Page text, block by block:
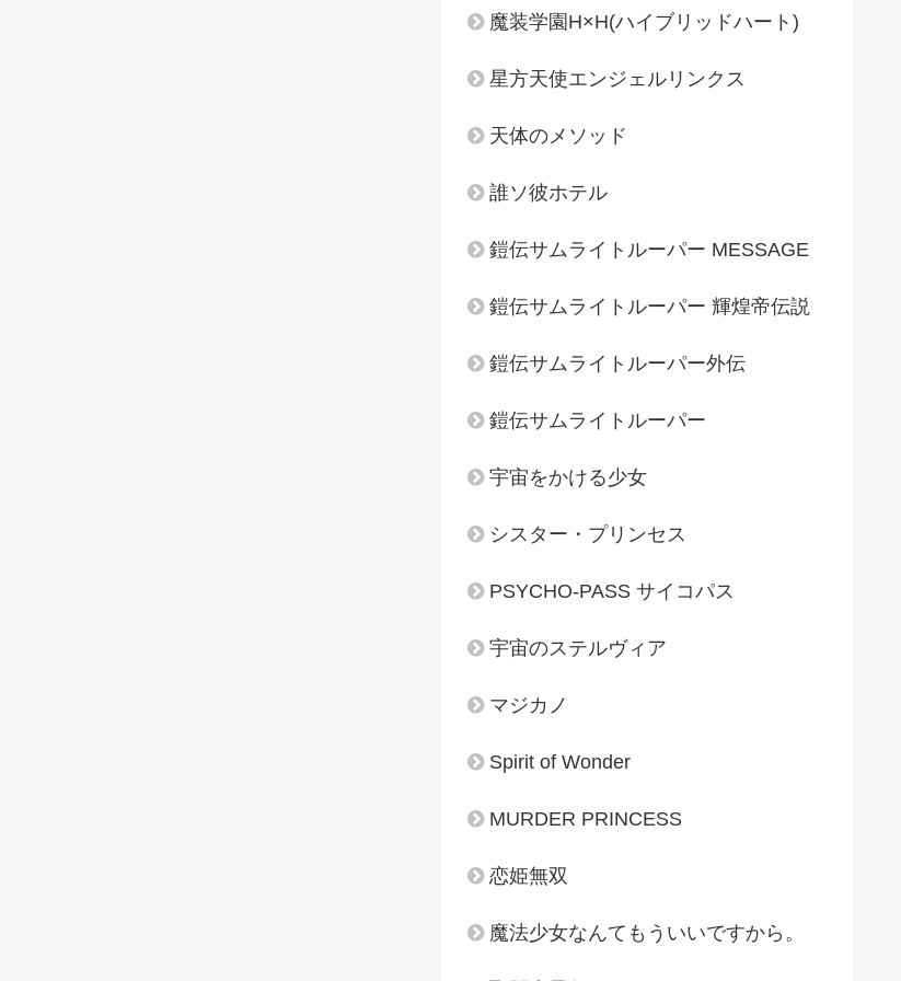
魔装学園H×H(ハイブリッドハート)
星方天使エンジェルリンクス
天体のメソッド
誰ソ彼ホテル
鎧伝サムライトルーパー MESSAGE
鎧伝サムライトルーパー 輝煌帝伝説
鎧伝サムライトルーパー外伝
鎧伝サムライトルーパー
宇宙をかける少女
シスター・プリンセス
PSYCHO-PASS サイコパス
宇宙のステルヴィア
マジカノ
Spirit of Wonder
MURDER PRINCESS
恋姫無双
魔法少女なんてもういいですから。